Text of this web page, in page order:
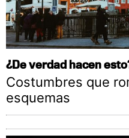
¿De verdad hacen
Costumbres que
esquemas